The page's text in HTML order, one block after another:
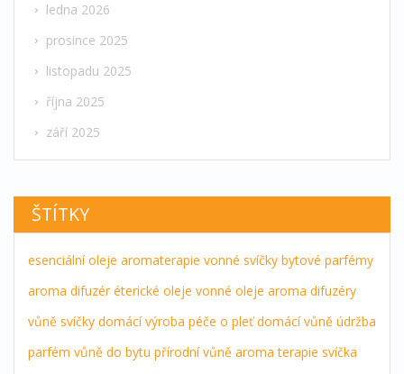
ledna 2026
prosince 2025
listopadu 2025
října 2025
září 2025
ŠTÍTKY
esenciální oleje aromaterapie vonné svíčky bytové parfémy
aroma difuzér éterické oleje vonné oleje aroma difuzéry
vůně svíčky domácí výroba péče o pleť domácí vůně údržba
parfém vůně do bytu přírodní vůně aroma terapie svíčka